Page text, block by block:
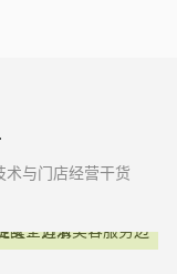
术与门店经营干货